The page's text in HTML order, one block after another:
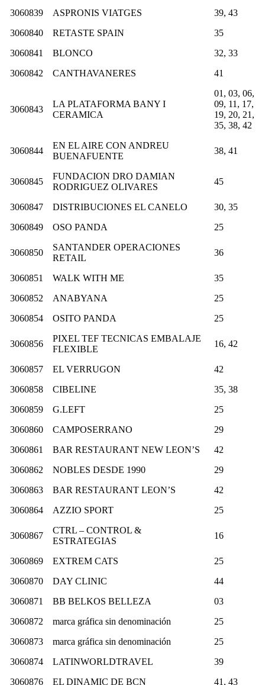
3060839 ASPRONIS VIATGES
39, 43
3060840
RETASTE SPAIN
35
3060841
BLONCO
32, 33
3060842
CANTHAVANERES 41
3060843
LA PLATAFORMA BANY I
CERAMICA
01, 03, 06,
09, 11, 17,
19, 20, 21,
35, 38, 42
3060844
EN EL AIRE CON ANDREU
BUENAFUENTE
38, 41
3060845
FUNDACION DRO DAMIAN
RODRIGUEZ OLIVARES
45
3060847 DISTRIBUCIONES EL CANELO
30, 35
3060849
OSO PANDA 25
3060850
SANTANDER OPERACIONES
RETAIL
36
3060851 WALK WITH ME
35
3060852
ANABYANA
25
3060854
OSITO PANDA 25
3060856
PIXEL TEF TECNICAS EMBALAJE
FLEXIBLE
16, 42
3060857 EL VERRUGON
42
3060858
CIBELINE
35, 38
3060859
G.LEFT
25
3060860
CAMPOSERRANO
29
3060861
BAR RESTAURANT NEW LEON’S
42
3060862
NOBLES DESDE 1990
29
3060863
BAR RESTAURANT LEON’S
42
3060864
AZZIO SPORT 25
3060867
CTRL – CONTROL &
ESTRATEGIAS
16
3060869 EXTREM CATS
25
3060870
DAY CLINIC
44
3060871
BB BELKOS BELLEZA
03
3060872
marca gráfica sin denominación
25
3060873
marca gráfica sin denominación
25
3060874
LATINWORLDTRAVEL
39
3060876
EL DINAMIC DE BCN
41, 43